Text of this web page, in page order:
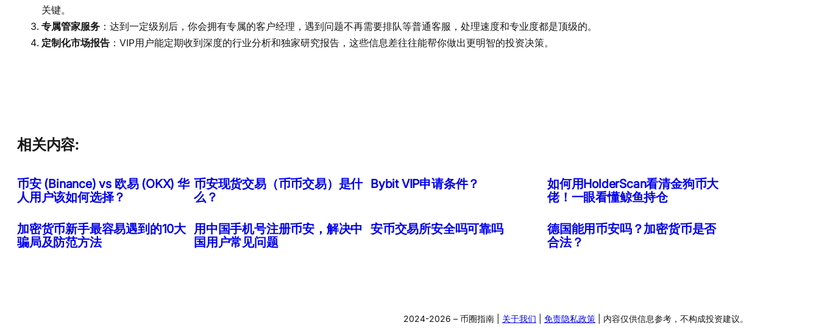
关键。
专属管家服务 ：达到一定级别后，你会拥有专属的客户经理，遇到问题不再需要排队等普通客服，处理速度和专业度都是顶级的。
定制化市场报告 ：VIP用户能定期收到深度的行业分析和独家研究报告，这些信息差往往能帮你做出更明智的投资决策。
相关内容:
币安 (Binance) vs 欧易 (OKX) 华
人用户该如何选择？
币安现货交易（币币交易）是什
么？
Bybit VIP申请条件？
如何用HolderScan看清金狗币大
佬！一眼看懂鲸鱼持仓
加密货币新手最容易遇到的10大
骗局及防范方法
用中国手机号注册币安，解决中
国用户常见问题
安币交易所安全吗可靠吗
德国能用币安吗？加密货币是否
合法？
2024-2026 – 币圈指南 | 关于我们 免责隐私政策 | 内容仅供信息参考，不构成投资建议。